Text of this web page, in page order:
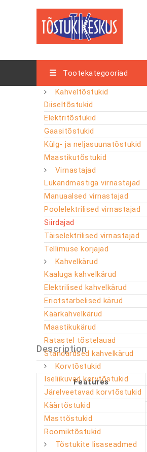
Tootekategooriad
Kahveltõstukid
Diiseltõstukid
Elektritõstukid
Gaasitõstukid
Külg- ja neljasuunatõstukid
Maastikutõstukid
Virnastajad
Lükandmastiga virnastajad
Manuaalsed virnastajad
Poolelektrilised virnastajad
Siirdajad
Täiselektrilised virnastajad
Tellimuse korjajad
Kahvelkärud
Kaaluga kahvelkärud
Elektrilised kahvelkärud
Eriotstarbelised kärud
Käärkahvelkärud
Maastikukärud
Ratastel tõstelauad
Standardsed kahvelkärud
Korvtõstukid
Iseliikuvad korvtõstukid
Järelveetavad korvtõstukid
Käärtõstukid
Masttõstukid
Roomiktõstukid
Tõstukite lisaseadmed
Description
Features